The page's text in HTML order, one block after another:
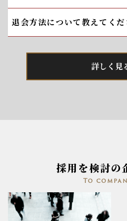
退会方法について教えてくだ
詳しく見
採用を検討の
To